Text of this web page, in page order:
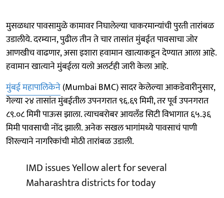
मुसळधार पावसामुळे कामावर निघालेल्या चाकरमान्यांची पुरती तारांबळ
उडालीये. दरम्यान, पुढील तीन ते चार तासांत मुंबईत पावसाचा जोर
आणखीच वाढणार, असा इशारा हवामान खात्याकडून देण्यात आला आहे.
हवामान खात्याने मुंबईला यलो अलर्टही जारी केला आहे.
मुंबई महापालिकेने(Mumbai BMC) सादर केलेल्या आकडेवारीनुसार,
गेल्या २४ तासांत मुंबईतील उपनगरात ९६.६९ मिमी, तर पूर्व उपनगरात
८९.०८ मिमी पाऊस झाला. त्याचबरोबर आयलँड सिटी विभागात ६५.३६
मिमी पावसाची नोंद झाली. अनेक सखल भागांमध्ये पावसाचं पाणी
शिरल्याने नागरिकांची मोठी तारांबळ उडाली.
IMD issues Yellow alert for several
Maharashtra districts for today